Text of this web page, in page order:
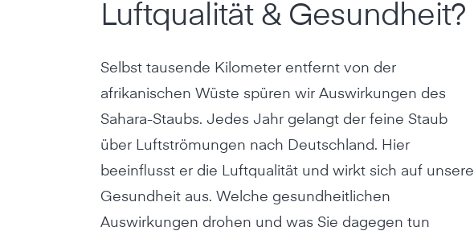
Luftqualität & Gesundheit?
Selbst tausende Kilometer entfernt von der
afrikanischen Wüste spüren wir Auswirkungen des
Sahara-Staubs. Jedes Jahr gelangt der feine Staub
über Luftströmungen nach Deutschland. Hier
beeinflusst er die Luftqualität und wirkt sich auf unsere
Gesundheit aus. Welche gesundheitlichen
Auswirkungen drohen und was Sie dagegen tun